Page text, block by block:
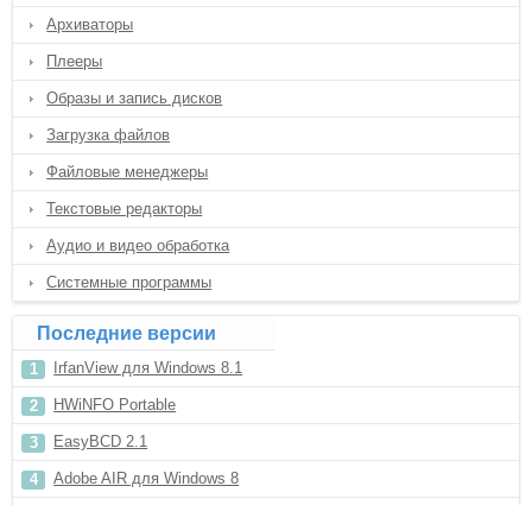
Архиваторы
Плееры
Образы и запись дисков
Загрузка файлов
Файловые менеджеры
Текстовые редакторы
Аудио и видео обработка
Системные программы
Последние версии
IrfanView для Windows 8.1
HWiNFO Portable
EasyBCD 2.1
Adobe AIR для Windows 8